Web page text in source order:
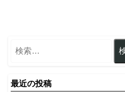
最近の投稿